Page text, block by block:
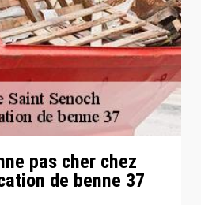
pas cher chez
de benne 37